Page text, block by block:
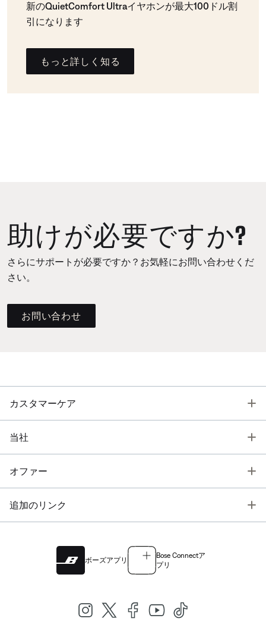
新のQuietComfort Ultraイヤホンが最大100ドル割
引になります
もっと詳しく知る
助けが必要ですか?
さらにサポートが必要ですか？お気軽にお問い合わせくだ
さい。
お問い合わせ
カスタマーケア
当社
オファー
追加のリンク
ボーズアプリ
Bose Connectア
プリ